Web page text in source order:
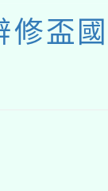
修盃